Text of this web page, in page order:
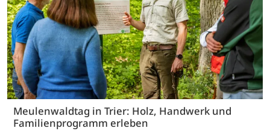
Meulenwaldtag in Trier: Holz, Handwerk und
Familienprogramm erleben